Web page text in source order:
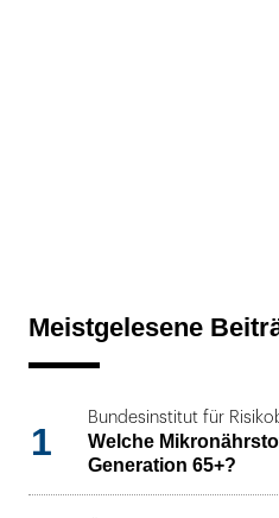
Meistgelesene
1
Bundesinstitut für
Welche
Generation 65+?